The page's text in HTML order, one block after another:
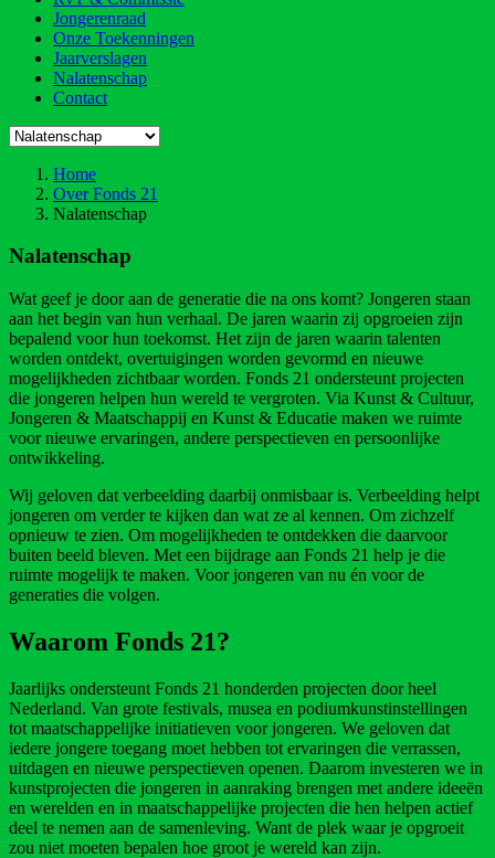
Jongerenraad
Onze Toekenningen
Jaarverslagen
Nalatenschap
Contact
Home
Over Fonds 21
Nalatenschap
Nalatenschap
Wat geef je door aan de generatie die na ons komt? Jongeren staan
aan het begin van hun verhaal. De jaren waarin zij opgroeien zijn
bepalend voor hun toekomst. Het zijn de jaren waarin talenten
worden ontdekt, overtuigingen worden gevormd en nieuwe
mogelijkheden zichtbaar worden. Fonds 21 ondersteunt projecten
die jongeren helpen hun wereld te vergroten. Via Kunst & Cultuur,
Jongeren & Maatschappij en Kunst & Educatie maken we ruimte
voor nieuwe ervaringen, andere perspectieven en persoonlijke
ontwikkeling.
Wij geloven dat verbeelding daarbij onmisbaar is. Verbeelding helpt
jongeren om verder te kijken dan wat ze al kennen. Om zichzelf
opnieuw te zien. Om mogelijkheden te ontdekken die daarvoor
buiten beeld bleven. Met een bijdrage aan Fonds 21 help je die
ruimte mogelijk te maken. Voor jongeren van nu én voor de
generaties die volgen.
Waarom Fonds 21?
Jaarlijks ondersteunt Fonds 21 honderden projecten door heel
Nederland. Van grote festivals, musea en podiumkunstinstellingen
tot maatschappelijke initiatieven voor jongeren. We geloven dat
iedere jongere toegang moet hebben tot ervaringen die verrassen,
uitdagen en nieuwe perspectieven openen. Daarom investeren we in
kunstprojecten die jongeren in aanraking brengen met andere ideeën
en werelden en in maatschappelijke projecten die hen helpen actief
deel te nemen aan de samenleving. Want de plek waar je opgroeit
zou niet moeten bepalen hoe groot je wereld kan zijn.